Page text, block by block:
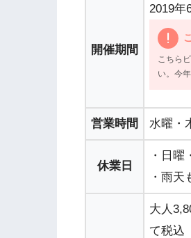
開催期間
2019年
こちら
い。今
営業時間 水曜・
休業日
・日
・雨天
大人
て税込